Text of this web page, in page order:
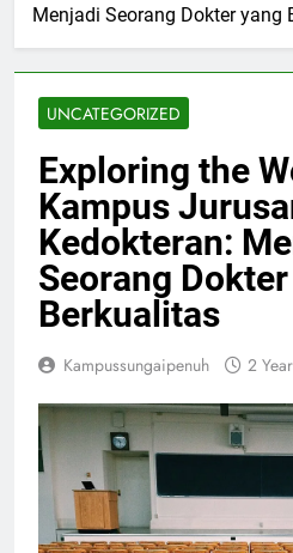
Menjadi Seorang Dokter yang
UNCATEGORIZED
Exploring the
Kampus
Kedokteran:
Seorang
Berkualitas
Kampussungaipenuh 2